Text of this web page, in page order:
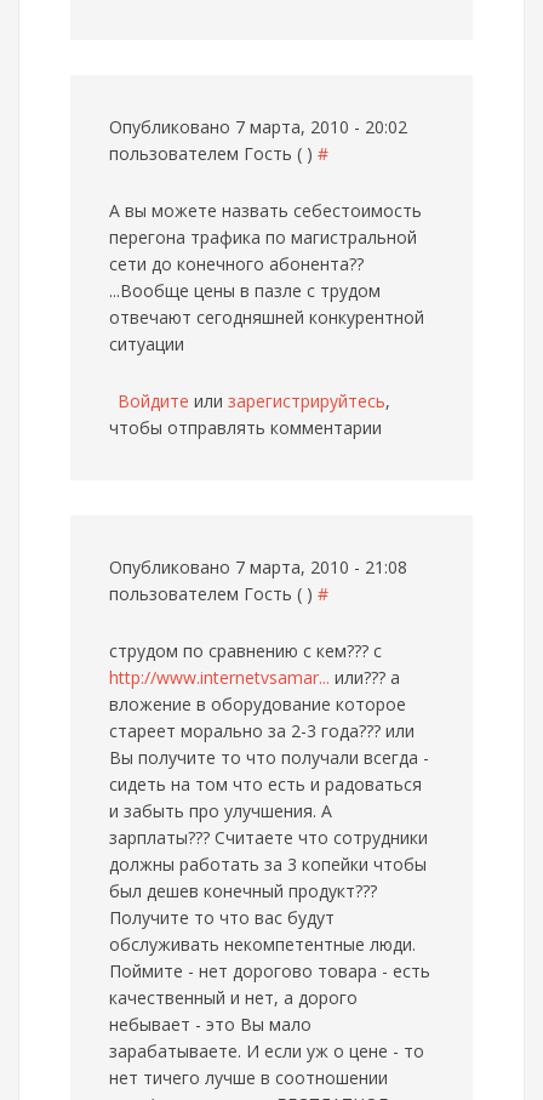
Опубликовано 7 марта, 2010 - 20:02
пользователем Гость ( ) #
А вы можете назвать себестоимость
перегона трафика по магистральной
сети до конечного абонента??
...Вообще цены в пазле с трудом
отвечают сегодняшней конкурентной
ситуации
Войдите или зарегистрируйтесь,
чтобы отправлять комментарии
Опубликовано 7 марта, 2010 - 21:08
пользователем Гость ( ) #
струдом по сравнению с кем??? с
http://www.internetvsamar... или??? а
вложение в оборудование которое
стареет морально за 2-3 года??? или
Вы получите то что получали всегда -
сидеть на том что есть и радоваться
и забыть про улучшения. А
зарплаты??? Считаете что сотрудники
должны работать за 3 копейки чтобы
был дешев конечный продукт???
Получите то что вас будут
обслуживать некомпетентные люди.
Поймите - нет дорогово товара - есть
качественный и нет, а дорого
небывает - это Вы мало
зарабатываете. И если уж о цене - то
нет тичего лучше в соотношении